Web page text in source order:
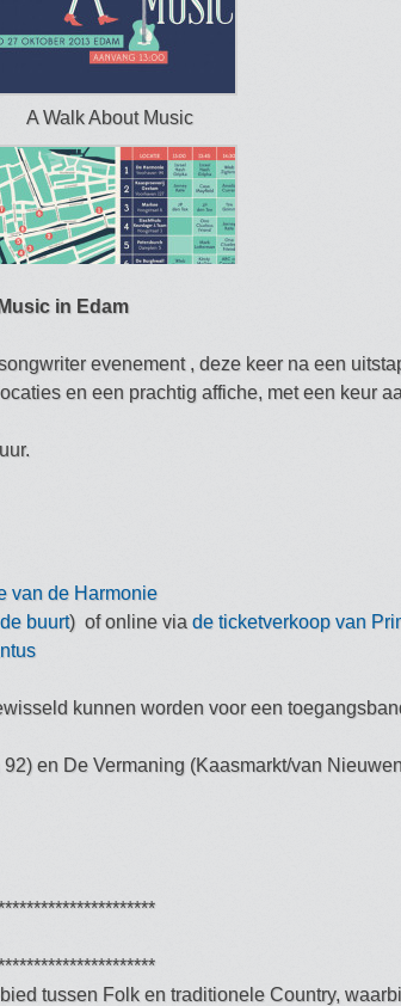
A Walk About Music
in Edam
evenement , deze keer na een
en een prachtig affiche, met een keur
van de Harmonie
buurt) of online via de ticketverkoop van
kunnen worden voor een
en De Vermaning (Kaasmarkt/van
tussen Folk en traditionele Country,